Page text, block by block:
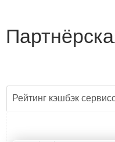
Рейтинг кэшбэк